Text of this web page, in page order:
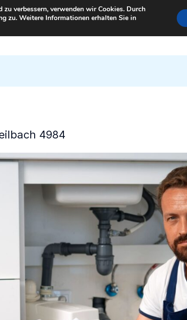
StartSeite
4984
verbessern, verwenden wir Cookies. Durch
zu. Weitere Informationen erhalten Sie in